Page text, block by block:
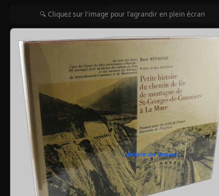
🔍 Cliquez sur l'image pour l'agrandir en plein écran